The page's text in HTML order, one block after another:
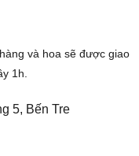
và hoa sẽ được giao
1h.
5, Bến Tre